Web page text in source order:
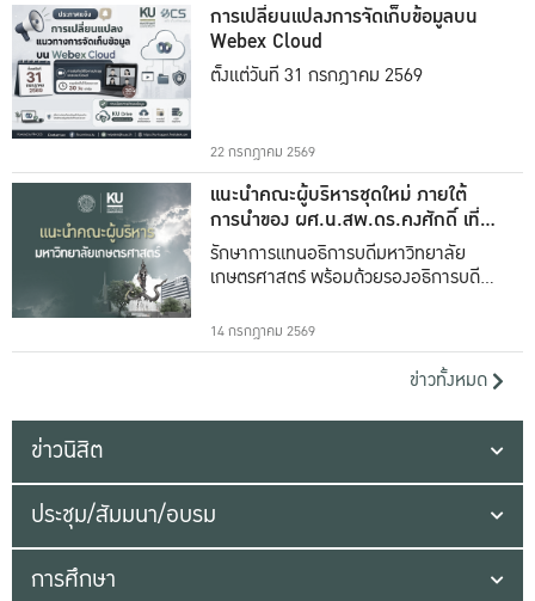
การเปลี่ยนแปลงการจัดเก็บข้อมูลบน
Webex Cloud
ตั้งแต่วันที่ 31 กรกฎาคม 2569
22 กรกฎาคม 2569
แนะนำคณะผู้บริหารชุดใหม่ ภายใต้
การนำของ ผศ.น.สพ.ดร.คงศักดิ์ เที่ยง
ธรรม
รักษาการแทนอธิการบดีมหาวิทยาลัย
เกษตรศาสตร์ พร้อมด้วยรองอธิการบดีทั้ง
14 กรกฎาคม 2569
ข่าวทั้งหมด
ข่าวนิสิต
ประชุม/สัมมนา/อบรม
การศึกษา